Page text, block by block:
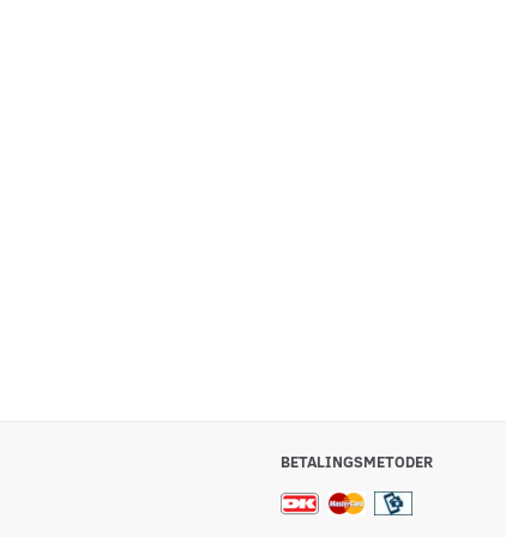
BETALINGSMETODER